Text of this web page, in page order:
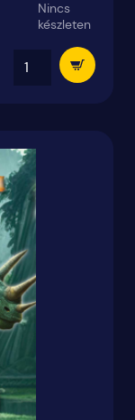
Nincs
készleten